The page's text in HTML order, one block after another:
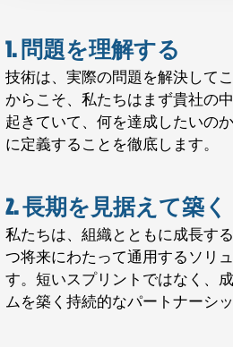
1. 問題を理解する
技術は、実際の問題を解決して
からこそ、私たちはまず貴社の
起きていて、何を達成したいの
に定義することを徹底します。
2. 長期を見据えて築く
私たちは、組織とともに成長す
つ将来にわたって通用するソリ
す。短いスプリントではなく、
ムを築く持続的なパートナーシッ